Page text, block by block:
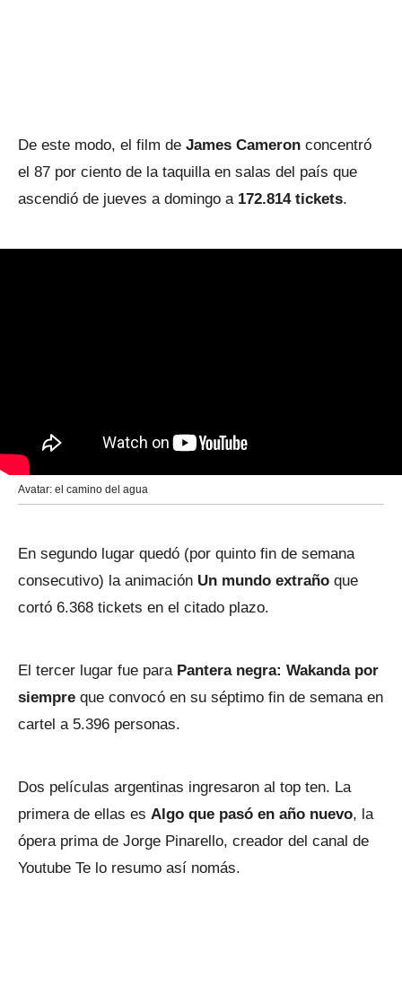
De este modo, el film de James Cameron concentró
el 87 por ciento de la taquilla en salas del país que
ascendió de jueves a domingo a172.814 tickets.
Avatar: el camino del agua
En segundo lugar quedó (por quinto fin de semana
consecutivo) la animación Un mundo extraño que
cortó 6.368 tickets en el citado plazo.
El tercer lugar fue para Pantera negra: Wakanda por
siempre que convocó en su séptimo fin de semana en
cartel a 5.396 personas.
Dos películas argentinas ingresaron al top ten. La
primera de ellas es Algo que pasó en año nuevo, la
ópera prima de Jorge Pinarello, creador del canal de
Youtube Te lo resumo así nomás.